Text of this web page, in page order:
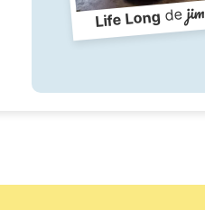
Life Longdejim